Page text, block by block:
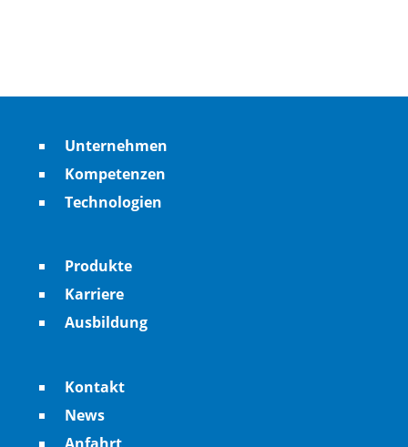
Unternehmen
Kompetenzen
Technologien
Produkte
Karriere
Ausbildung
Kontakt
News